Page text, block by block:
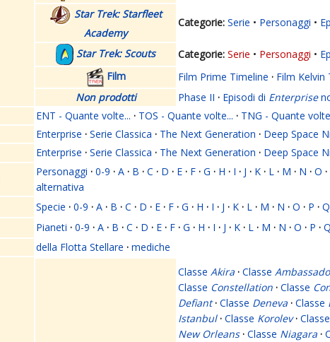
Star Trek: Starfleet
Academy
Serie Personaggi
Star Trek: Scouts Serie Personaggi
Film
Film Prime Timeline · Film Kelvin
Non prodotti
Phase II · Episodi di Enterprise
ENT - Quante volte... · TOS - Quante volte... · TNG - Quante
Enterprise · Serie Classica · The Next Generation · Deep Space
Enterprise · Serie Classica · The Next Generation · Deep Space
Personaggi · 0-9 · A · B · C · D · E · F · G · H · I · J · K · L · M · N · O ·
alternativa
Specie · 0-9 · A · B · C · D · E · F · G · H · I · J · K · L · M · N · O · P · Q
Pianeti · 0-9 · A · B · C · D · E · F · G · H · I · J · K · L · M · N · O · P · Q
della Flotta Stellare · mediche
Classe Akira · Classe
Classe Constellation · Classe
Defiant · Classe Deneva · Classe
Istanbul · Classe Korolev · Classe
New Orleans · Classe Niagara ·